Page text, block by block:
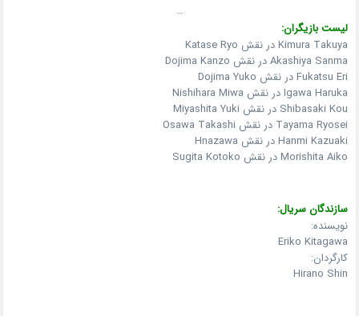
…
لیست بازیگران:
Kimura Takuya در نقش Katase Ryo
Akashiya Sanma در نقش Dojima Kanzo
Fukatsu Eri در نقش Dojima Yuko
Igawa Haruka در نقش Nishihara Miwa
Shibasaki Kou در نقش Miyashita Yuki
Tayama Ryosei در نقش Osawa Takashi
Hanmi Kazuaki در نقش Hnazawa
Morishita Aiko در نقش Sugita Kotoko
سازندگان سریال:
نویسنده:
Eriko Kitagawa
کارگردان:
Hirano Shin